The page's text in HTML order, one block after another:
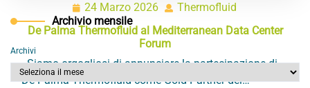
24 Marzo 2026 24
Marzo
2026
Thermofluid
De Palma Thermofluid al Mediterranean Data Center
Forum
Siamo orgogliosi di annunciare la partecipazione di
De Palma Thermofluid come Gold Partner del…
Archivio mensile
Archivi